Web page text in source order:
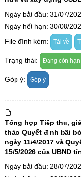
Ngày bắt đầu: 31/07/
Ngày hết hạn: 30/08/
File đính kèm:
Tải về
Trạng thái: Đang còn hạn
Góp ý: Góp ý
Tổng hợp Tiếp thu,
thảo Quyết định bãi
ngày 11/4/2017 và
15/5/2026 của UBND
Ngày bắt đầu: 28/07/